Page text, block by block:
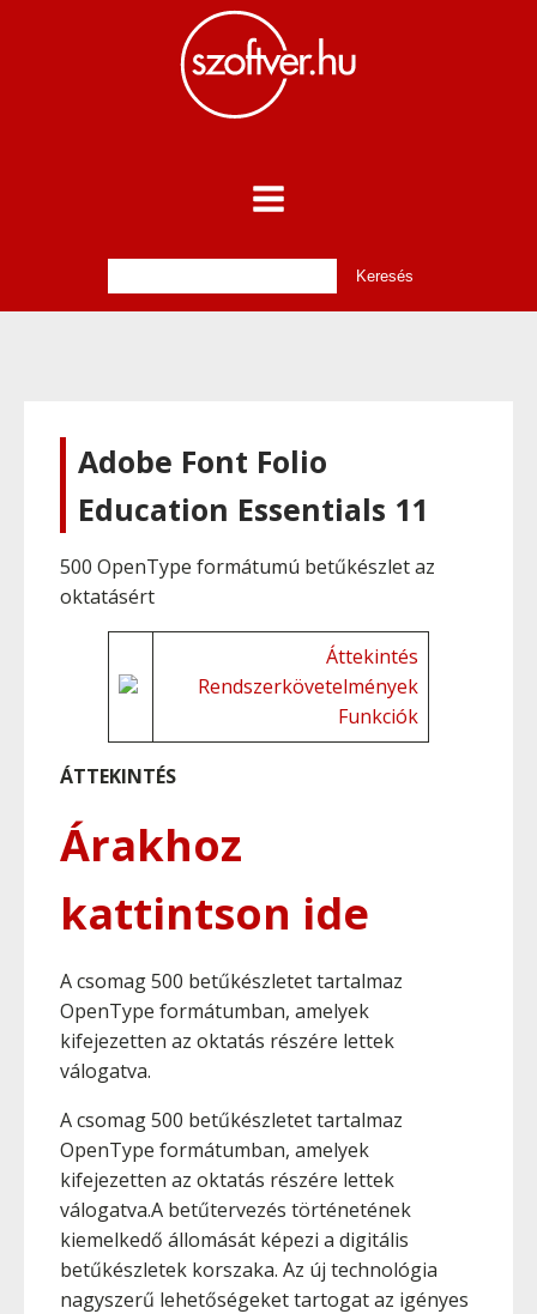
Adobe Font Folio
Education Essentials 11
500 OpenType formátumú betűkészlet az
oktatásért
Áttekintés
Rendszerkövetelmények
Funkciók
ÁTTEKINTÉS
Árakhoz
kattintson ide
A csomag 500 betűkészletet tartalmaz
OpenType formátumban, amelyek
kifejezetten az oktatás részére lettek
válogatva.
A csomag 500 betűkészletet tartalmaz
OpenType formátumban, amelyek
kifejezetten az oktatás részére lettek
válogatva.A betűtervezés történetének
kiemelkedő állomását képezi a digitális
betűkészletek korszaka. Az új technológia
nagyszerű lehetőségeket tartogat az igényes